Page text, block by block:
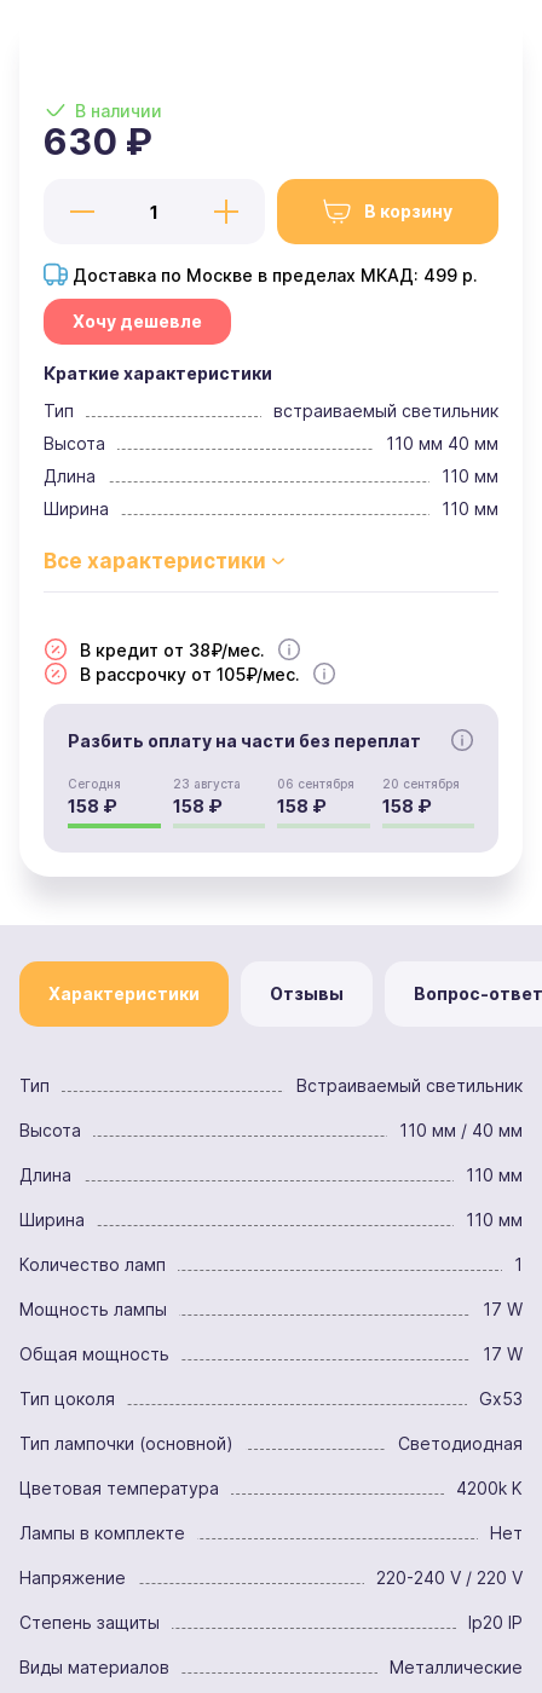
В наличии
630 ₽
В корзину
Доставка по Москве в пределах МКАД: 499 р.
Хочу дешевле
Краткие характеристики
Тип
встраиваемый светильник
Высота
110 мм 40 мм
Длина
110 мм
Ширина
110 мм
В кредит от 38₽/мес.
В рассрочку от 105₽/мес.
Разбить оплату на части без переплат
Сегодня
158 ₽
23 августа
158 ₽
06 сентября
158 ₽
20 сентября
158 ₽
Характеристики Отзывы Вопрос-ответ
Тип Встраиваемый светильник
Высота 110 мм / 40 мм
Длина 110 мм
Ширина 110 мм
Количество ламп 1
Мощность лампы 17 W
Общая мощность 17 W
Тип цоколя Gx53
Тип лампочки (основной) Светодиодная
Цветовая температура 4200k K
Лампы в комплекте Нет
Напряжение 220-240 V / 220 V
Степень защиты Ip20 IP
Виды материалов Металлические